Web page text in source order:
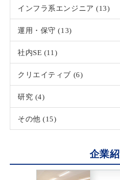
インフラ系エンジニア (13)
運用・保守 (13)
社内SE (11)
クリエイティブ (6)
研究 (4)
その他 (15)
企業